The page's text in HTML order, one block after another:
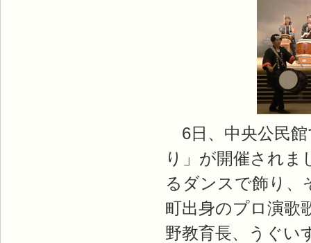
6日、中央公民館
り」が開催され
るダンスで飾り、
町出身のプロ演歌
野教育長、うぐい